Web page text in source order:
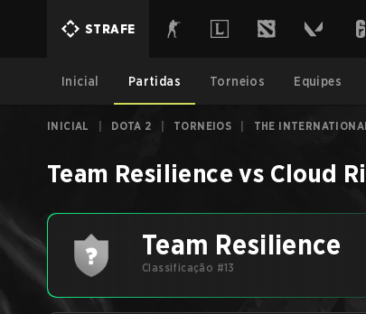
STRAFE
Inicial Partidas Torneios Equipes
INICIAL DOTA 2 TORNEIOS THE
Team Resilience vs Cloud
Team Resilience
Classificação #13